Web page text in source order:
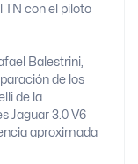
TN con el piloto
Balestrini,
de los
de la
Jaguar 3.0 V6
aproximada